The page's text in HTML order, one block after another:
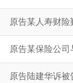
原告某人寿财
原告某保险公
原告陆建华诉